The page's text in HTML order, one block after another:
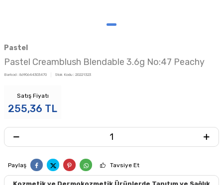
Pastel
Pastel Creamblush Blendable 3.6g No:47 Peachy
Barkod : 8690644303470 Stok Kodu : 20221323
Satış Fiyatı
255,36 TL
Paylaş Tavsiye Et